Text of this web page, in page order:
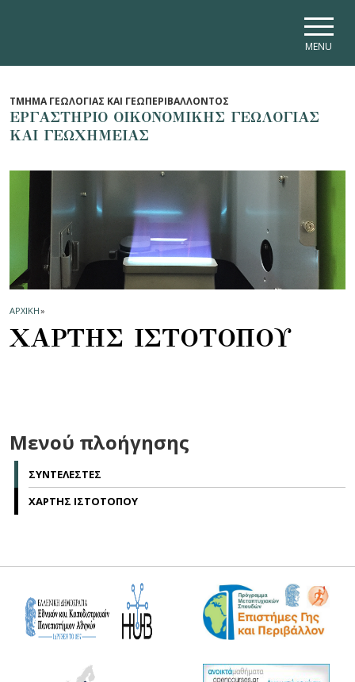
MENU
ΤΜΗΜΑ ΓΕΩΛΟΓΙΑΣ ΚΑΙ ΓΕΩΠΕΡΙΒΑΛΛΟΝΤΟΣ
ΕΡΓΑΣΤΗΡΙΟ ΟΙΚΟΝΟΜΙΚΗΣ ΓΕΩΛΟΓΙΑΣ
ΚΑΙ ΓΕΩΧΗΜΕΙΑΣ
ΑΡΧΙΚΗ»
ΧΑΡΤΗΣ ΙΣΤΟΤΟΠΟΥ
Μενού πλοήγησης
ΣΥΝΤΕΛΕΣΤΕΣ
ΧΑΡΤΗΣ ΙΣΤΟΤΟΠΟΥ